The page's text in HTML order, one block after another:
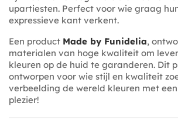
upartiesten. Perfect voor wie graag
expressieve kant verkent.
Een product Made by Funidelia,
materialen van hoge kwaliteit om
kleuren op de huid te garanderen. Dit
ontworpen voor wie stijl en kwaliteit
verbeelding de wereld kleuren met
plezier!